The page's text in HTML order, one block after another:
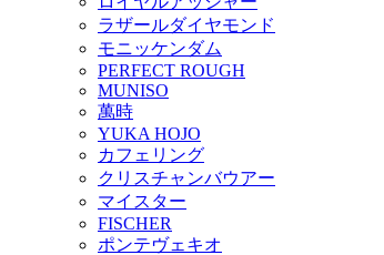
ラザールダイヤモンド
モニッケンダム
PERFECT ROUGH
MUNISO
萬時
YUKA HOJO
カフェリング
クリスチャンバウアー
マイスター
FISCHER
ポンテヴェキオ